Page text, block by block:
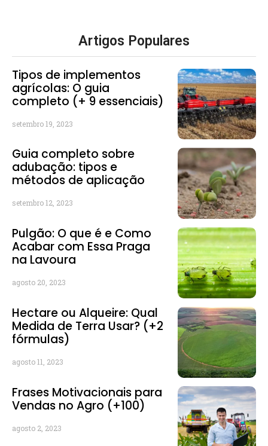
Artigos Populares
Tipos de implementos
agrícolas: O guia
completo (+ 9 essenciais)
setembro 19, 2023
Guia completo sobre
adubação: tipos e
métodos de aplicação
setembro 12, 2023
Pulgão: O que é e Como
Acabar com Essa Praga
na Lavoura
agosto 20, 2023
Hectare ou Alqueire: Qual
Medida de Terra Usar? (+2
fórmulas)
agosto 11, 2023
Frases Motivacionais para
Vendas no Agro (+100)
agosto 2, 2023